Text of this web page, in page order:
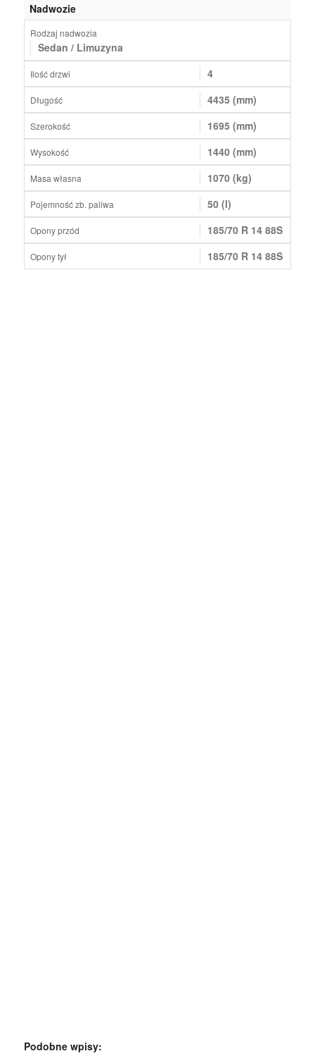
Nadwozie
Rodzaj nadwozia
Sedan / Limuzyna
Ilość drzwi 4
Długość 4435 (mm)
Szerokość 1695 (mm)
Wysokość 1440 (mm)
Masa własna 1070 (kg)
Pojemność zb. paliwa 50 (l)
Opony przód 185/70 R 14 88S
Opony tył 185/70 R 14 88S
Podobne wpisy: